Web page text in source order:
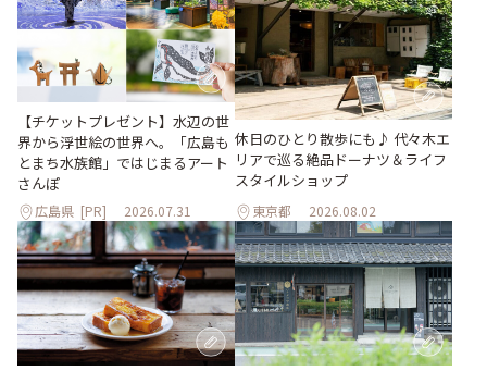
【チケットプレゼント】水辺の世
界から浮世絵の世界へ。「広島も
とまち水族館」ではじまるアート
さんぽ
広島県 [PR] 2026.07.31
休日のひとり散歩にも♪ 代々木エ
リアで巡る絶品ドーナツ＆ライフ
スタイルショップ
東京都 2026.08.02